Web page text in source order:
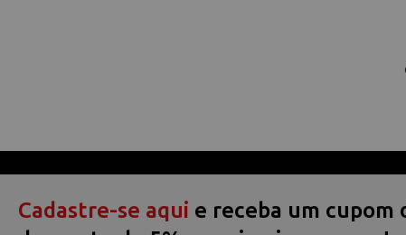
Cadastre-se aqui e receba um cupom